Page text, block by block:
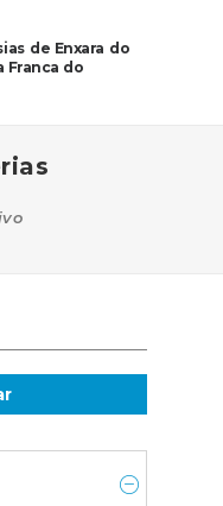
de Enxara do
Franca do